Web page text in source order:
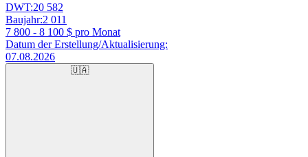
DWT:20 582
Baujahr:2 011
7 800 - 8 100 $ pro Monat
Datum der Erstellung/Aktualisierung:
07.08.2026
🇺🇦